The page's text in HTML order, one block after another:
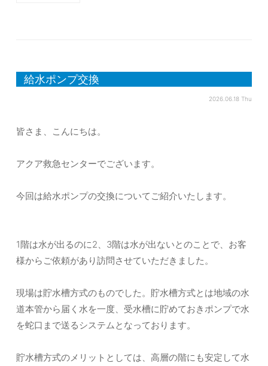
給水ポンプ交換
2026.06.18 Thu
皆さま、こんにちは。
アクア救急センターでございます。
今回は給水ポンプの交換についてご紹介いたします。
1階は水が出るのに2、3階は水が出ないとのことで、お客
様からご依頼があり訪問させていただきました。
現場は貯水槽方式のものでした。貯水槽方式とは地域の水
道本管から届く水を一度、受水槽に貯めておきポンプで水
を蛇口まで送るシステムとなっております。
貯水槽方式のメリットとしては、高層の階にも安定して水